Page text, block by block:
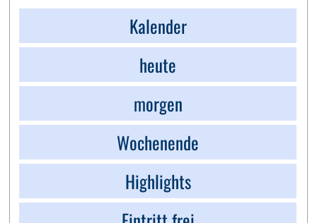
Kalender
heute
morgen
Wochenende
Highlights